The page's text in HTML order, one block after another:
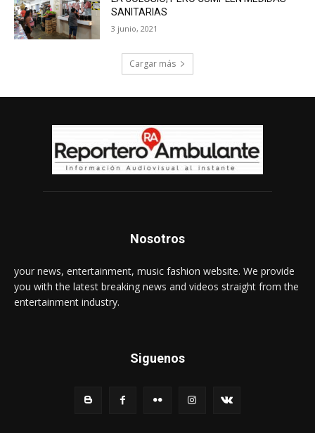
SANITARIAS
3 junio, 2021
Cargar más
Nosotros
your news, entertainment, music fashion website. We provide
you with the latest breaking news and videos straight from the
entertainment industry.
Siguenos